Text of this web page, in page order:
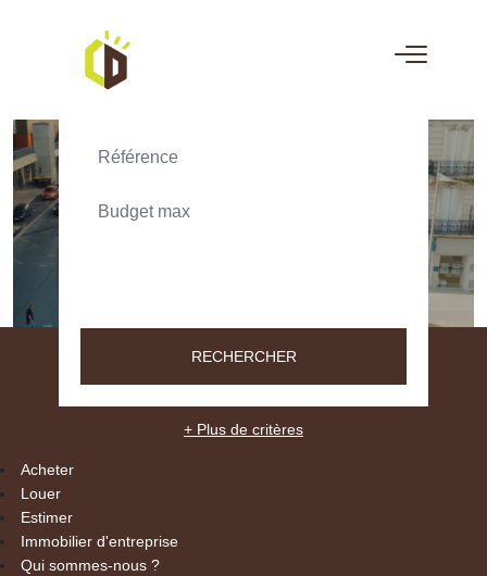
TEXT_SEARCH_SELECTIONNEZ
RECHERCHER
+ Plus de critères
Acheter
Louer
Estimer
Immobilier d'entreprise
Qui sommes-nous ?